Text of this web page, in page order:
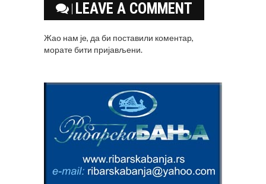
LEAVE A COMMENT
Жао нам је, да би поставили коментар,
моратебити пријављени.